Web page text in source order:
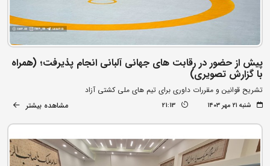
پیش از حضور در رقابت های جهانی آلبانی انجام پذیرفت؛ (همراه
با گزارش تصویری)
تشریح قوانین و مقررات داوری برای تیم های ملی کشتی آزاد
شنبه ۲۱ مهر ۱۴۰۳ 21:13 مشاهده بیشتر